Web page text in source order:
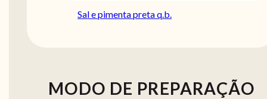
Sal e pimenta preta q.b.
MODO DE PREPARAÇÃO